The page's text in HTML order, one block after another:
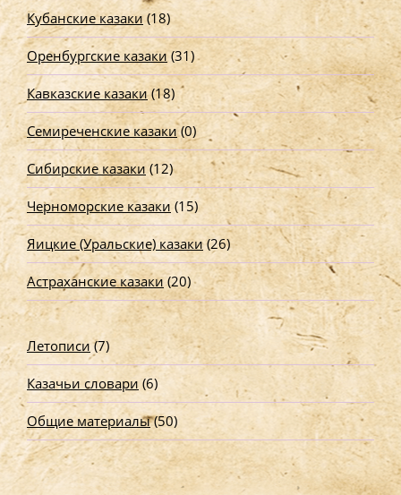
Кубанские казаки(18)
Оренбургские казаки(31)
Кавказские казаки(18)
Семиреченские казаки(0)
Сибирские казаки (12)
Черноморские казаки (15)
Яицкие (Уральские) казаки(26)
Астраханские казаки(20)
Летописи(7)
Казачьи словари (6)
Общие материалы(50)